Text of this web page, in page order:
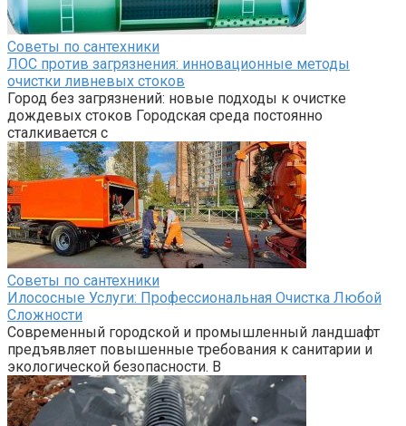
Советы по сантехники
ЛОС против загрязнения: инновационные методы
очистки ливневых стоков
Город без загрязнений: новые подходы к очистке
дождевых стоков Городская среда постоянно
сталкивается с
Советы по сантехники
Илососные Услуги: Профессиональная Очистка Любой
Сложности
Современный городской и промышленный ландшафт
предъявляет повышенные требования к санитарии и
экологической безопасности. В